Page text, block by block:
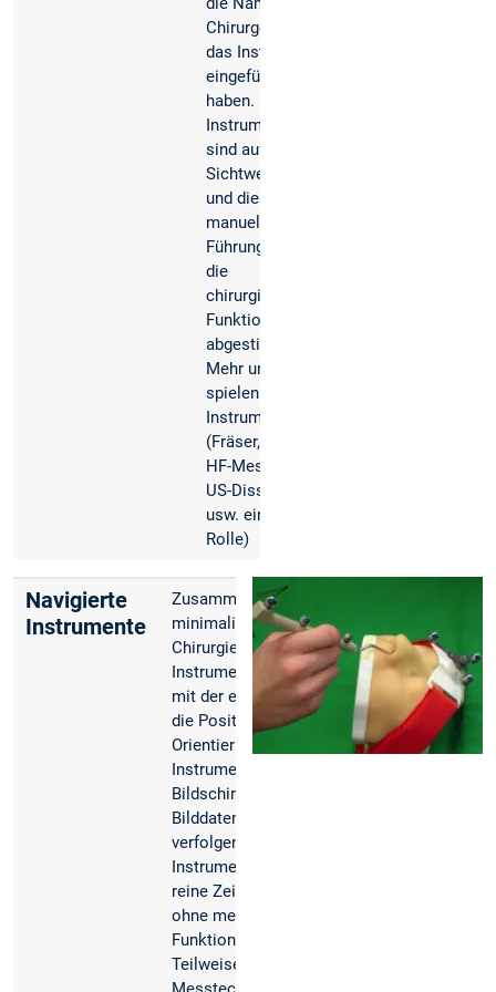
Chirurgen, die
das Instrument
eingeführt
haben. Die
Instrumente
sind auf die
Sichtweise
und die
manuelle
Führung sowie
die
chirurgische
Funktion
abgestimmt.
Mehr und mehr
spielen aktive
Instrumente
(Fräser, Shaver,
HF-Messer,
US-Dissektor,
usw. eine
Rolle)
Navigierte
Instrumente
Zusammen mit der
minimalinvasiven
Chirurgie entstand die
Instrumentennavigation,
mit der es möglich ist,
die Position und
Orientierung der
Instrumente am
Bildschirm in den
Bilddaten (CT/MRT) zu
verfolgen. Diese
Instrumente wurden als
reine Zeigerinstrumente
ohne medizinische
Funktion entworfen.
Teilweise wurde die